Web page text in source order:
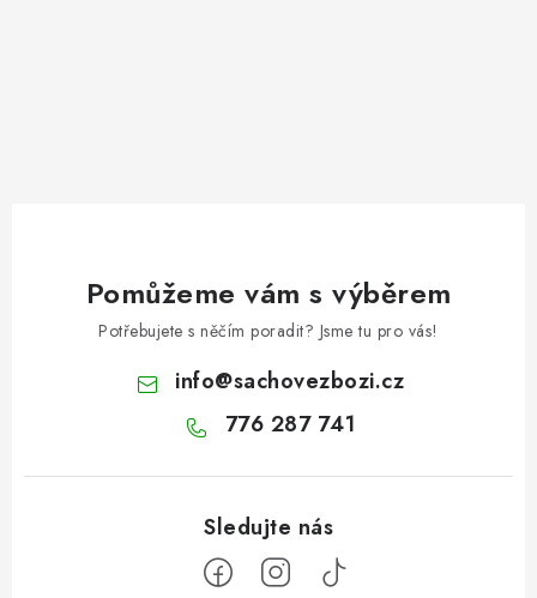
Pomůžeme vám s výběrem
Potřebujete s něčím poradit? Jsme tu pro vás!
info@sachovezbozi.cz
776 287 741